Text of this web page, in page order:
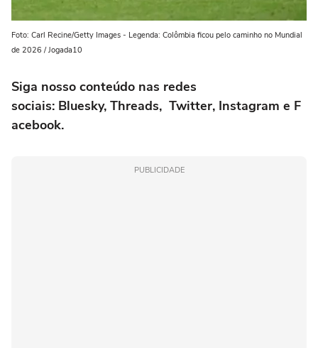
Foto: Carl Recine/Getty Images - Legenda: Colômbia ficou pelo caminho no Mundial
de 2026 / Jogada10
Siga nosso conteúdo nas redes
sociais: Bluesky, Threads, Twitter, Instagram e F
acebook.
PUBLICIDADE